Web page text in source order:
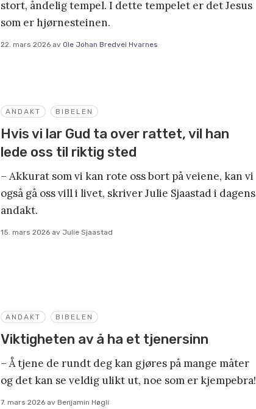
stort, åndelig tempel. I dette tempelet er det Jesus
som er hjørnesteinen.
22. mars 2026 av Ole Johan Bredvei Hvarnes
ANDAKT BIBELEN
Hvis vi lar Gud ta over rattet, vil han
lede oss til riktig sted
– Akkurat som vi kan rote oss bort på veiene, kan vi
også gå oss vill i livet, skriver Julie Sjaastad i dagens
andakt.
15. mars 2026 av Julie Sjaastad
ANDAKT BIBELEN
Viktigheten av å ha et tjenersinn
– Å tjene de rundt deg kan gjøres på mange måter
og det kan se veldig ulikt ut, noe som er kjempebra!
7. mars 2026 av Benjamin Høgli